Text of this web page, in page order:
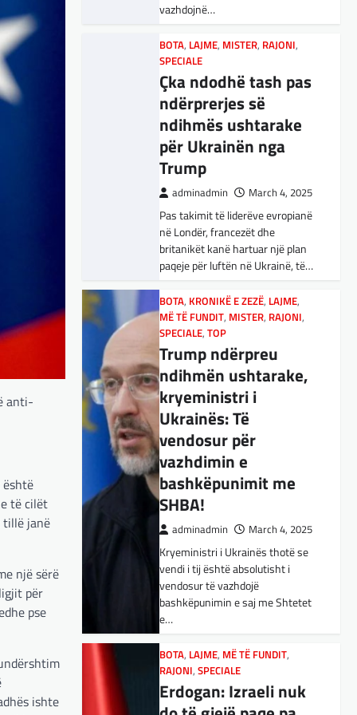
anti-
të cilët
tillë janë
një sërë
për
pse
ishte
vazhdojnë…
BOTA LAJME MISTER RAJONI
SPECIALE
Çka ndodhë tash pas
ndërprerjes së
ndihmës ushtarake
për Ukrainën nga
Trump
adminadmin March 4, 2025
Pas takimit të liderëve evropianë
në Londër, francezët dhe
britanikët kanë hartuar një plan
paqeje për luftën në Ukrainë, të…
BOTA KRONIKË E ZEZË LAJME
MË TË FUNDIT MISTER RAJONI
SPECIALE ,TOP
Trump ndërpreu
ndihmën ushtarake,
kryeministri i
Ukrainës: Të
vendosur për
vazhdimin e
bashkëpunimit me
SHBA!
adminadmin March 4, 2025
Kryeministri i Ukrainës thotë se
vendi i tij është absolutisht i
vendosur të vazhdojë
bashkëpunimin e saj me Shtetet
e…
BOTA LAJME MË TË FUNDIT
RAJONI ,SPECIALE
Erdogan: Izraeli nuk
do të gjejë paqe pa
Nga Preç Zogaj Me rikthimin e
Presidenti Tramp po e trondit
status-quonë ndërkombëtare të
miqësive,…
FUN,KULTURË ,LAJME,MISTER,
OPINIONE,SPECIALE
Kuvendi i Lezhës dhe
konteksti aktual
gjeopolitik i
shqiptarëve
adminadmin March 3, 2025
Kuvendi i Lezhës i vitit 1444
është një ngjarje historike që
edhe sot prodhon mesazhe
rëndësishme për kombin
shqiptar. Ky…
BOTA,KULTURË,LAJME,
MË TË FUNDIT OPINIONE ,RAJONI
SPECIALE,TOP
E megjithatë
Amerika është
opsioni më i mirë për
shqiptarët
adminadmin
Nga Dritan Hila Vështirë se
ndonjë shqiptar që ndjek sadopak
politikën e jashtme, pas takimit
Trump-Zhelenski, nuk ka
menduar: Po…
BOTA,KULTURË,LAJME,MISTER,
RAJONI,SPECIALE,TECH
Varësia nga ChatGPT
është në rritje: